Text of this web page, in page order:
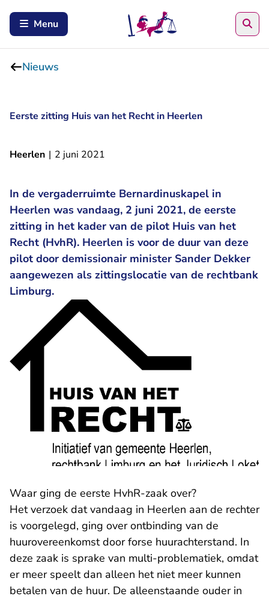
Menu
Nieuws
Eerste zitting Huis van het Recht in Heerlen
Heerlen | 2 juni 2021
In de vergaderruimte Bernardinuskapel in
Heerlen was vandaag, 2 juni 2021, de eerste
zitting in het kader van de pilot Huis van het
Recht (HvhR). Heerlen is voor de duur van deze
pilot door demissionair minister Sander Dekker
aangewezen als zittingslocatie van de rechtbank
Limburg.
Waar ging de eerste HvhR-zaak over?
Het verzoek dat vandaag in Heerlen aan de rechter
is voorgelegd, ging over ontbinding van de
huurovereenkomst door forse huurachterstand. In
deze zaak is sprake van multi-problematiek, omdat
er meer speelt dan alleen het niet meer kunnen
betalen van de huur. De alleenstaande ouder in